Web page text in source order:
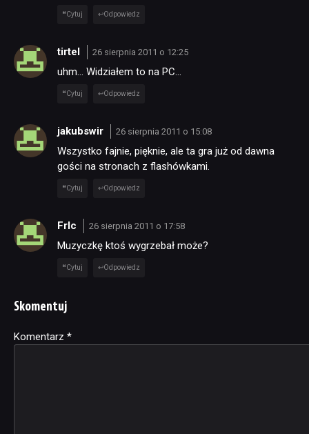
Cytuj Odpowiedz
tirtel 26 sierpnia 2011 o 12:25
uhm… Widziałem to na PC…
Cytuj Odpowiedz
jakubswir 26 sierpnia 2011 o 15:08
Wszystko fajnie, pięknie, ale ta gra już od dawna
gości na stronach z flashówkami.
Cytuj Odpowiedz
FrIc 26 sierpnia 2011 o 17:58
Muzyczkę ktoś wygrzebał może?
Cytuj Odpowiedz
Skomentuj
Komentarz *
Alternative: